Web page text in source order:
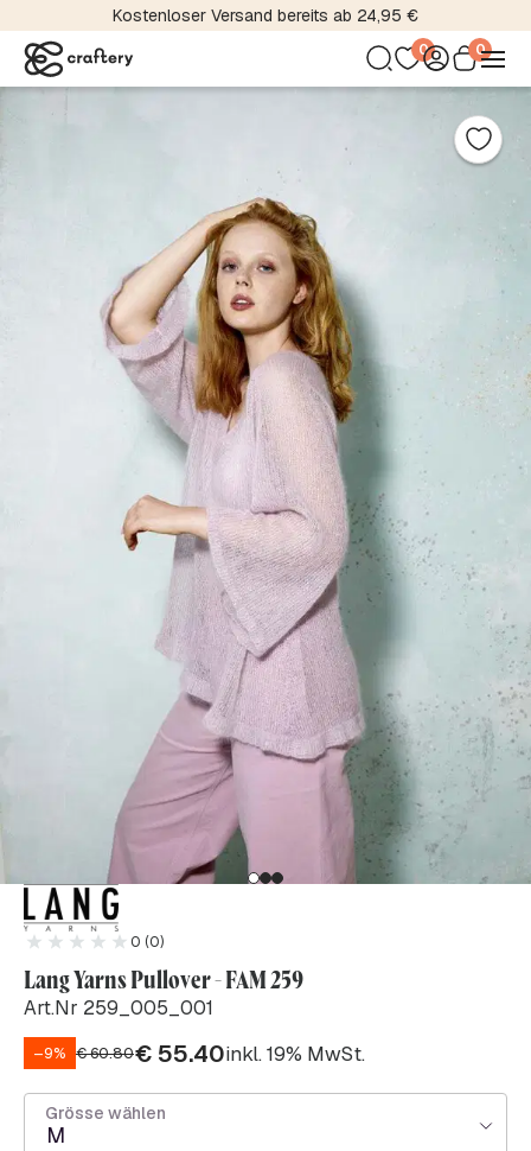
Über 5000 Material- und Farbvariationen
0 0
0 (0)
Lang Yarns Pullover - FAM 259
Art.Nr 259_005_001
–9% €60.80€ 55.40inkl. 19% MwSt.
Grösse wählen
M